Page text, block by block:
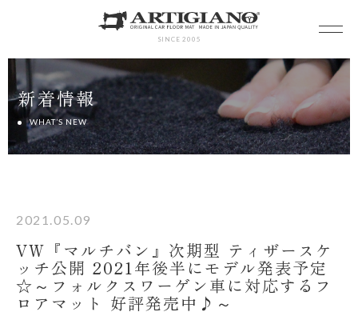
SINCE 2005
新着情報
WHAT’S NEW
2021.05.09
VW『マルチバン』次期型 ティザースケ
ッチ公開 2021年後半にモデル発表予定
☆～フォルクスワーゲン車に対応するフ
ロアマット 好評発売中♪～